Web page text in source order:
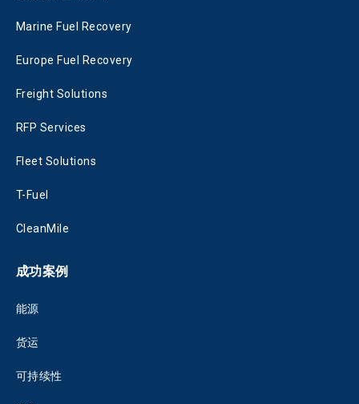
Marine Fuel Recovery
Europe Fuel Recovery
Freight Solutions
RFP Services
Fleet Solutions
T-Fuel
CleanMile
成功案例
能源
货运
可持续性